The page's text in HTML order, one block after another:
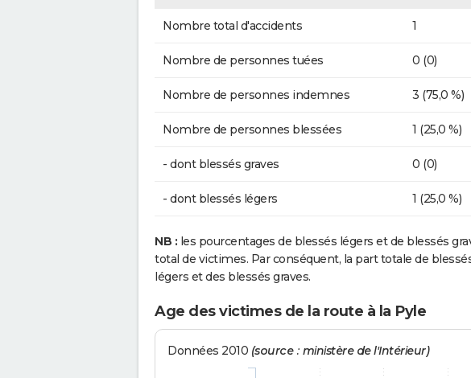
Nombre total d'accidents 1
Nombre de personnes tuées 0 (0)
Nombre de personnes indemnes 3 (75,0 %)
Nombre de personnes blessées 1 (25,0 %)
- dont blessés graves 0 (0)
- dont blessés légers 1 (25,0 %)
NB : les pourcentages de blessés légers et de blessés
total de victimes. Par conséquent, la part totale de
légers et des blessés graves.
Age des victimes de la route à la Pyle
Données 2010 (source : ministère de l'Intérieur)